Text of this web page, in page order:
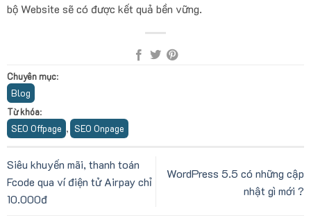
bộ Website sẽ có được kết quả bền vững.
Chuyên mục:
Blog
Từ khóa:
SEO Offpage , SEO Onpage
Siêu khuyến mãi, thanh toán
Fcode qua ví điện tử Airpay chỉ
10.000đ
WordPress 5.5 có những cập
nhật gì mới ?